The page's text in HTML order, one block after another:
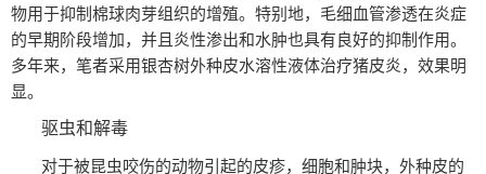
物用于抑制棉球肉芽组织的增殖。特别地，毛细血管渗透在炎症
的早期阶段增加，并且炎性渗出和水肿也具有良好的抑制作用。
多年来，笔者采用银杏树外种皮水溶性液体治疗猪皮炎，效果明
显。
驱虫和解毒
对于被昆虫咬伤的动物引起的皮疹，细胞和肿块，外种皮的